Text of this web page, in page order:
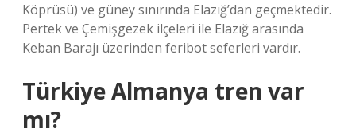
Köprüsü) ve güney sınırında Elazığ’dan geçmektedir.
Pertek ve Çemişgezek ilçeleri ile Elazığ arasında
Keban Barajı üzerinden feribot seferleri vardır.
Türkiye Almanya tren var
mı?